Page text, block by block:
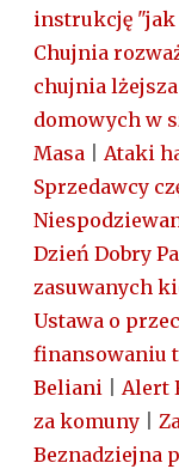
instrukcję "jak
Chujnia
chujnia lżejsza
domowych w
Masa
Ataki
Sprzedawcy
Dzień Dobry
zasuwanych
Ustawa o
finansowaniu
Beliani
Alert
za komuny
Beznadziejna